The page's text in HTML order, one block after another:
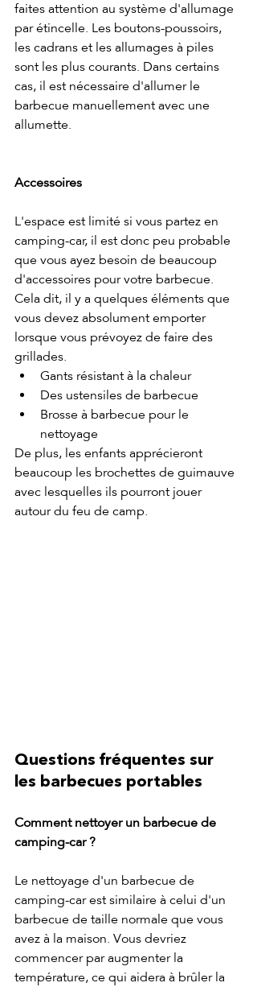
faites attention au système d'allumage
par étincelle. Les boutons-poussoirs,
les cadrans et les allumages à piles
sont les plus courants. Dans certains
cas, il est nécessaire d'allumer le
barbecue manuellement avec une
allumette.
Accessoires
L'espace est limité si vous partez en
camping-car, il est donc peu probable
que vous ayez besoin de beaucoup
d'accessoires pour votre barbecue.
Cela dit, il y a quelques éléments que
vous devez absolument emporter
lorsque vous prévoyez de faire des
grillades.
Gants résistant à la chaleur
Des ustensiles de barbecue
Brosse à barbecue pour le
nettoyage
De plus, les enfants apprécieront
beaucoup les brochettes de guimauve
avec lesquelles ils pourront jouer
autour du feu de camp.
Questions fréquentes sur
les barbecues portables
Comment nettoyer un barbecue de
camping-car ?
Le nettoyage d'un barbecue de
camping-car est similaire à celui d'un
barbecue de taille normale que vous
avez à la maison. Vous devriez
commencer par augmenter la
température, ce qui aidera à brûler la